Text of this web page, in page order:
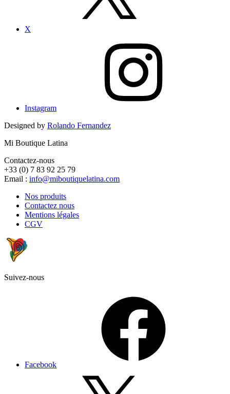
X
Instagram
Designed by Rolando Fernandez
Mi Boutique Latina
Contactez-nous
+33 (0) 7 83 92 25 79
Email : info@miboutiquelatina.com
Nos produits
Contactez nous
Mentions légales
CGV
Suivez-nous
Facebook